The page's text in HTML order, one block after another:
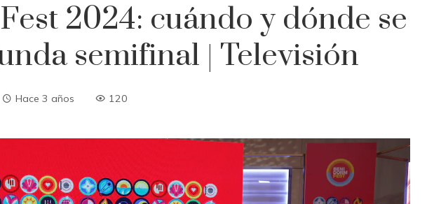
2024: cuándo y dónde se
semifinal | Televisión
Hace 3 años 120